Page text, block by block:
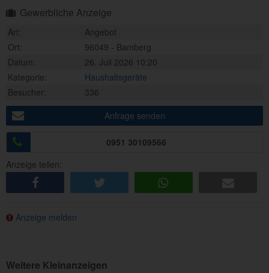
Gewerbliche Anzeige
Art:
Angebot
Ort:
96049 - Bamberg
Datum:
26. Juli 2026 10:20
Kategorie:
Haushaltsgeräte
Besucher:
336
Anfrage senden
0951 30109566
Anzeige teilen:
Anzeige melden
Weitere Kleinanzeigen